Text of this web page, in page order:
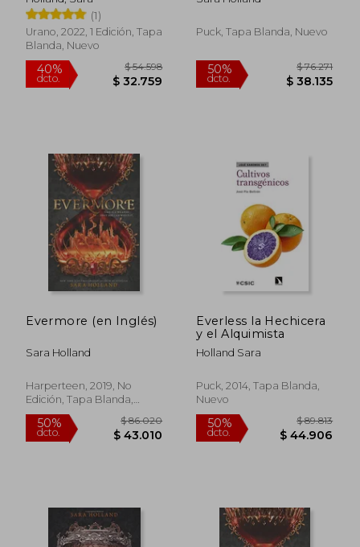
(1)
Urano, 2022, 1 Edición, Tapa
Blanda, Nuevo
40%
Puck, Tapa Blanda, Nuevo
50%
Evermore (en Inglés)
Sara Holland
Harperteen, 2019, No
Edición, Tapa Blanda,
Nuevo
Everless la Hechicera
y el Alquimista
Holland Sara
Puck, 2014, Tapa Blanda,
Nuevo